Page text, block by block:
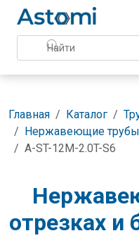
Главная Каталог
Нержавеющие трубы
A-ST-12M-2.0T-S6
отрезках и